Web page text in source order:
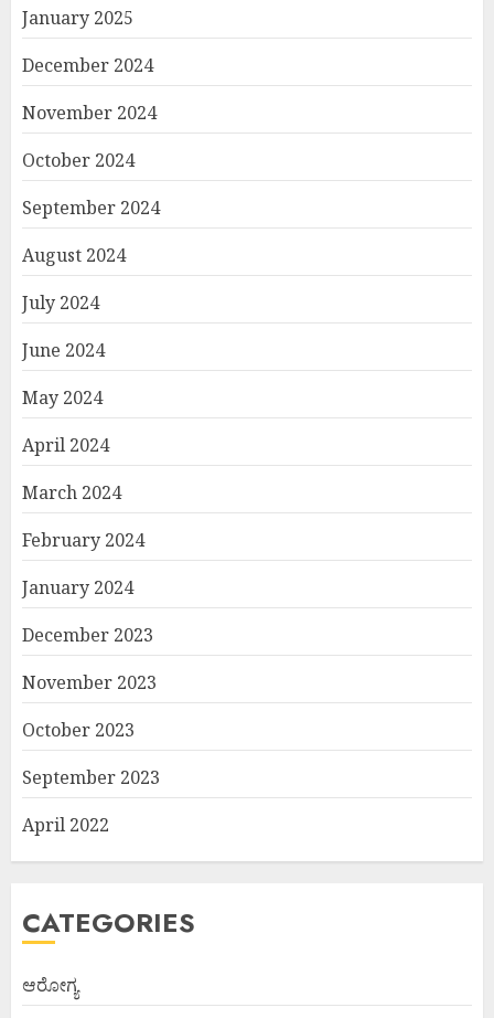
January 2025
December 2024
November 2024
October 2024
September 2024
August 2024
July 2024
June 2024
May 2024
April 2024
March 2024
February 2024
January 2024
December 2023
November 2023
October 2023
September 2023
April 2022
CATEGORIES
ಆರೋಗ್ಯ